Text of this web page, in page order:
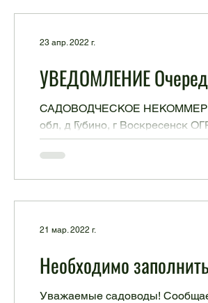
САДОВОДЧЕСКОЕ
обл, д Губино, г Воскресенск
23 апр. 2022 г.
Необходимо
Уважаемые садоводы!
21 мар. 2022 г.